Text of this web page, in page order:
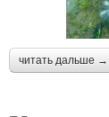
читать дальше →